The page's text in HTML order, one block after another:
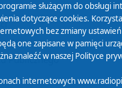
z Serwisu
Publicznego
służącym do obsługi
dotyczące cookies.
bez zmiany
one zapisane w pamięci
znaleźć w naszej Polityce
internetowych